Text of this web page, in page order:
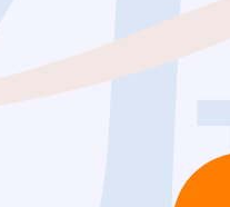
日本潤工社
MWX461 │RF